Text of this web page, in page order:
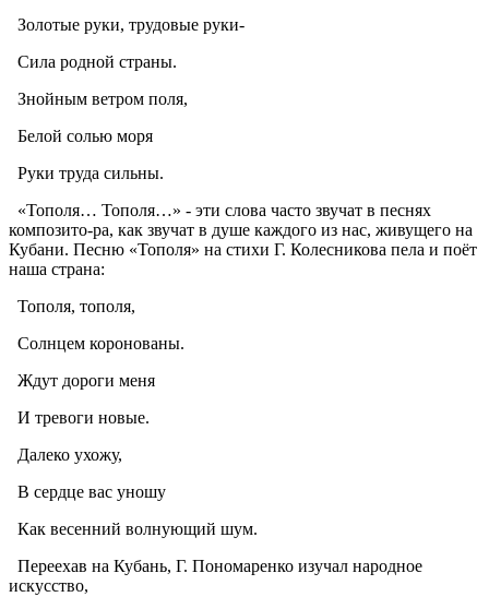
Золотые руки, трудовые руки-
Сила родной страны.
Знойным ветром поля,
Белой солью моря
Руки труда сильны.
«Тополя… Тополя…» - эти слова часто звучат в песнях
композито-ра, как звучат в душе каждого из нас, живущего на
Кубани. Песню «Тополя» на стихи Г. Колесникова пела и поёт
наша страна:
Тополя, тополя,
Солнцем коронованы.
Ждут дороги меня
И тревоги новые.
Далеко ухожу,
В сердце вас уношу
Как весенний волнующий шум.
Переехав на Кубань, Г. Пономаренко изучал народное
искусство,